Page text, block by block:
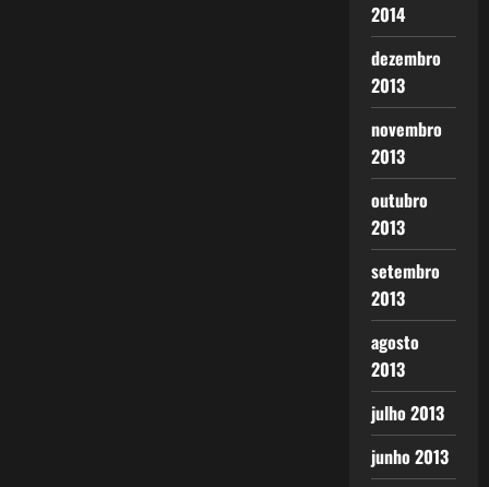
2014
dezembro
2013
novembro
2013
outubro
2013
setembro
2013
agosto
2013
julho 2013
junho 2013